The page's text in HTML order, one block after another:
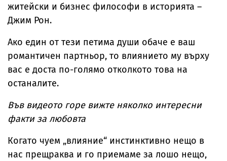
житейски и бизнес философи в историята –
Джим Рон.
Ако един от тези петима души обаче е ваш
романтичен партньор, то влиянието му върху
вас е доста по-голямо отколкото това на
останалите.
Във видеото горе вижте няколко интересни
факти за любовта
Когато чуем „влияние“ инстинктивно нещо в
нас прещраква и го приемаме за лошо нещо,